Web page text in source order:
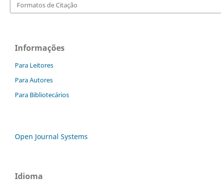
Formatos de Citação
Informações
Para Leitores
Para Autores
Para Bibliotecários
Open Journal Systems
Idioma